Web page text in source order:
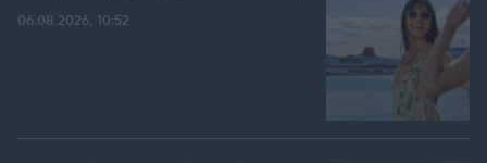
06.08.2026, 10:52